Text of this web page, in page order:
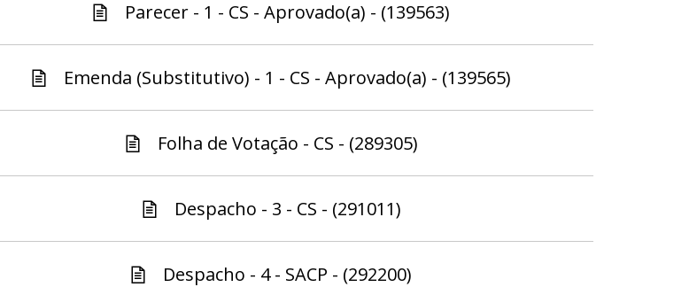
Parecer - 1 - CS - Aprovado(a) - (139563)
Emenda (Substitutivo) - 1 - CS - Aprovado(a) - (139565)
Folha de Votação - CS - (289305)
Despacho - 3 - CS - (291011)
Despacho - 4 - SACP - (292200)